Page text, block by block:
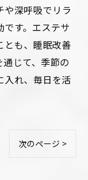
や深呼吸でリラ
です。エステサ
とも、睡眠改善
じて、季節の
入れ、毎日を活
次のページ >